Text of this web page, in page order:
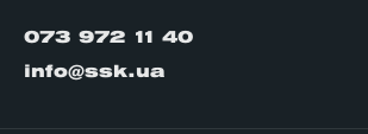
073 972 11 40
info@ssk.ua